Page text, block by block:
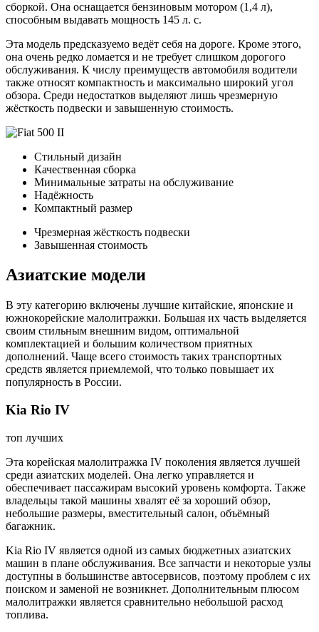
сборкой. Она оснащается бензиновым мотором (1,4 л),
способным выдавать мощность 145 л. с.
Эта модель предсказуемо ведёт себя на дороге. Кроме этого,
она очень редко ломается и не требует слишком дорогого
обслуживания. К числу преимуществ автомобиля водители
также относят компактность и максимально широкий угол
обзора. Среди недостатков выделяют лишь чрезмерную
жёсткость подвески и завышенную стоимость.
Стильный дизайн
Качественная сборка
Минимальные затраты на обслуживание
Надёжность
Компактный размер
Чрезмерная жёсткость подвески
Завышенная стоимость
Азиатские модели
В эту категорию включены лучшие китайские, японские и
южнокорейские малолитражки. Большая их часть выделяется
своим стильным внешним видом, оптимальной
комплектацией и большим количеством приятных
дополнений. Чаще всего стоимость таких транспортных
средств является приемлемой, что только повышает их
популярность в России.
Kia Rio IV
топ лучших
Эта корейская малолитражка IV поколения является лучшей
среди азиатских моделей. Она легко управляется и
обеспечивает пассажирам высокий уровень комфорта. Также
владельцы такой машины хвалят её за хороший обзор,
небольшие размеры, вместительный салон, объёмный
багажник.
Kia Rio IV является одной из самых бюджетных азиатских
машин в плане обслуживания. Все запчасти и некоторые узлы
доступны в большинстве автосервисов, поэтому проблем с их
поиском и заменой не возникнет. Дополнительным плюсом
малолитражки является сравнительно небольшой расход
топлива.